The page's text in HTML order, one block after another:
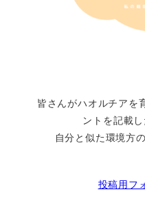
皆さんがハオルチアを
ントを記載し
自分と似た環境方
投稿用フ